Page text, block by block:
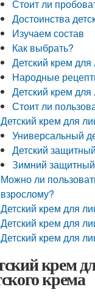
Стоит ли
Достоинства
Изучаем состав
Как выбрать?
Детский крем
Народные
Детский крем
Стоит ли
Детский крем для
Универсальный
Детский
Зимний
Можно ли
взрослому?
Детский крем для
Детский крем для
Детский крем для
крем
крема